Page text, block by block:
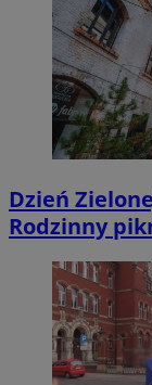
Dzień
Rodzinny